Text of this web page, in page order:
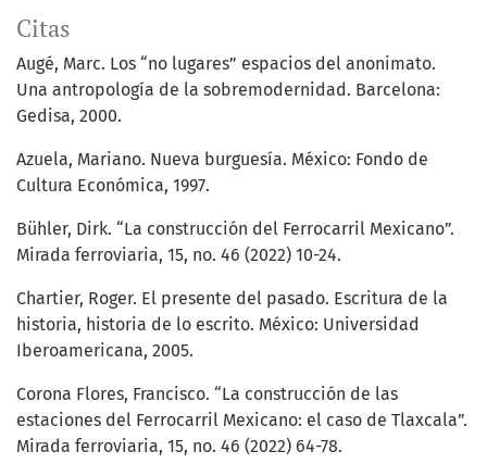
Citas
Augé, Marc. Los “no lugares” espacios del anonimato.
Una antropología de la sobremodernidad. Barcelona:
Gedisa, 2000.
Azuela, Mariano. Nueva burguesía. México: Fondo de
Cultura Económica, 1997.
Bühler, Dirk. “La construcción del Ferrocarril Mexicano”.
Mirada ferroviaria, 15, no. 46 (2022) 10-24.
Chartier, Roger. El presente del pasado. Escritura de la
historia, historia de lo escrito. México: Universidad
Iberoamericana, 2005.
Corona Flores, Francisco. “La construcción de las
estaciones del Ferrocarril Mexicano: el caso de Tlaxcala”.
Mirada ferroviaria, 15, no. 46 (2022) 64-78.